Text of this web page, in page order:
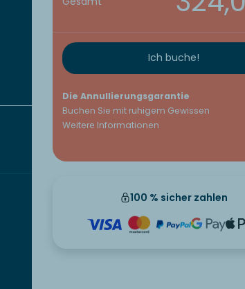
Ich buche!
Die Annullierungsgarantie
Buchen Sie mit ruhigem Gewissen
Weitere Informationen
100 % sicher zahlen